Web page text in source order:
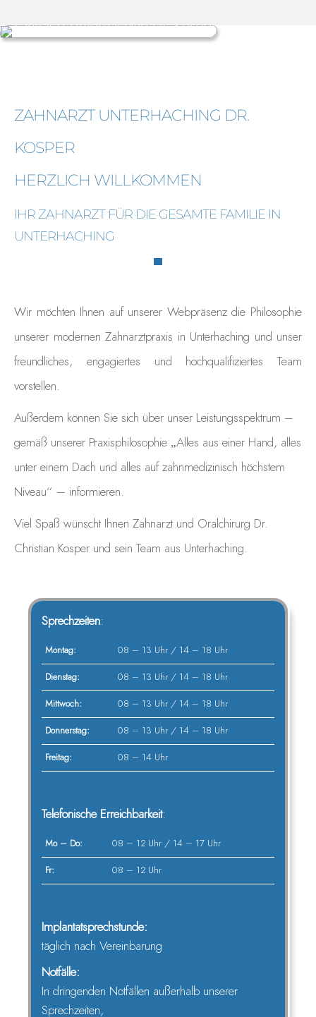
ZAHNARZT UNTERHACHING DR.
KOSPER
HERZLICH WILLKOMMEN
IHR ZAHNARZT FÜR DIE GESAMTE FAMILIE IN
UNTERHACHING
Wir möchten Ihnen auf unserer Webpräsenz die Philosophie
unserer modernen Zahnarztpraxis in Unterhaching und unser
freundliches, engagiertes und hochqualifiziertes Team
vorstellen.
Außerdem können Sie sich über unser Leistungsspektrum –
gemäß unserer Praxisphilosophie „Alles aus einer Hand, alles
unter einem Dach und alles auf zahnmedizinisch höchstem
Niveau“ – informieren.
Viel Spaß wünscht Ihnen Zahnarzt und Oralchirurg Dr.
Christian Kosper und sein Team aus Unterhaching.
Sprechzeiten:
Montag: 08 – 13 Uhr / 14 – 18 Uhr
Dienstag: 08 – 13 Uhr / 14 – 18 Uhr
Mittwoch: 08 – 13 Uhr / 14 – 18 Uhr
Donnerstag: 08 – 13 Uhr / 14 – 18 Uhr
Freitag: 08 – 14 Uhr
Telefonische Erreichbarkeit:
Mo – Do: 08 – 12 Uhr / 14 – 17 Uhr
Fr: 08 – 12 Uhr
Implantatsprechstunde:
täglich nach Vereinbarung
Notfälle:
In dringenden Notfällen außerhalb unserer
Sprechzeiten,